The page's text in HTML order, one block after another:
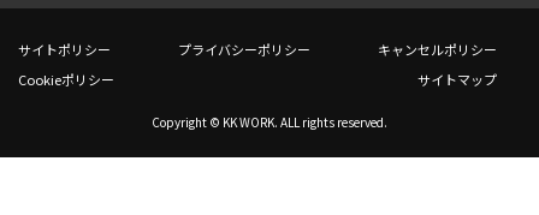
サイトポリシー プライバシーポリシー
キャンセルポリシー
Cookieポリシー
サイトマップ
Copyright © KK WORK. ALL rights reserved.